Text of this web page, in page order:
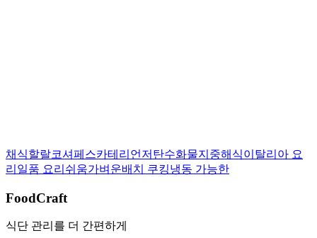
상세 보기
채식할랄코셔페스카테리언 저탄수화물지중해식이탈리아 요
리 일품 요리 쉬움가벼운배치 쿠킹냉동 가능한
FoodCraft
식단 관리를 더 간편하게